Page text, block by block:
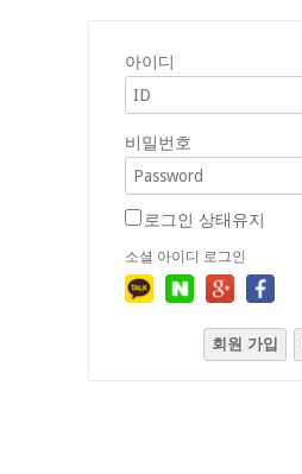
아이디
비밀번호
로그인 상태유지
소셜 아이디 로그인
회원 가입